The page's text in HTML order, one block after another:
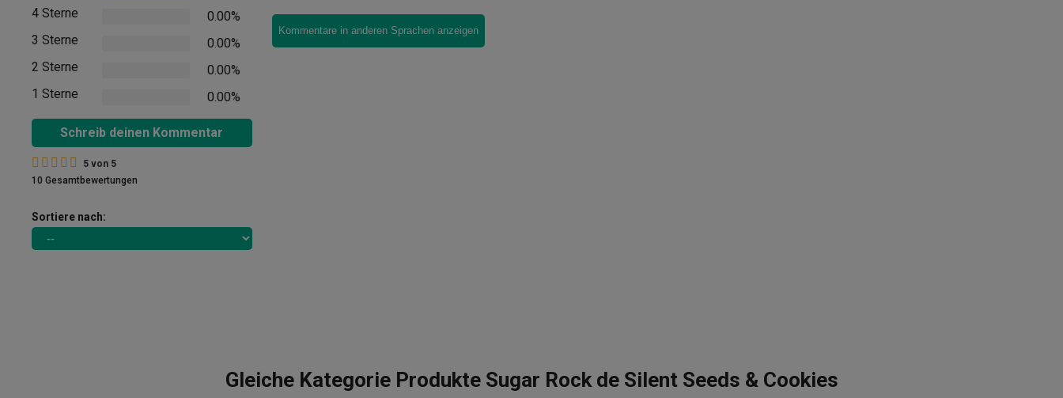
4 Sterne
0.00%
3 Sterne
0.00%
2 Sterne
0.00%
1 Sterne
0.00%
Schreib deinen Kommentar
5 von 5
10 Gesamtbewertungen
Sortiere nach:
Kommentare in anderen Sprachen anzeigen
Gleiche Kategorie Produkte Sugar Rock de Silent Seeds & Cookies